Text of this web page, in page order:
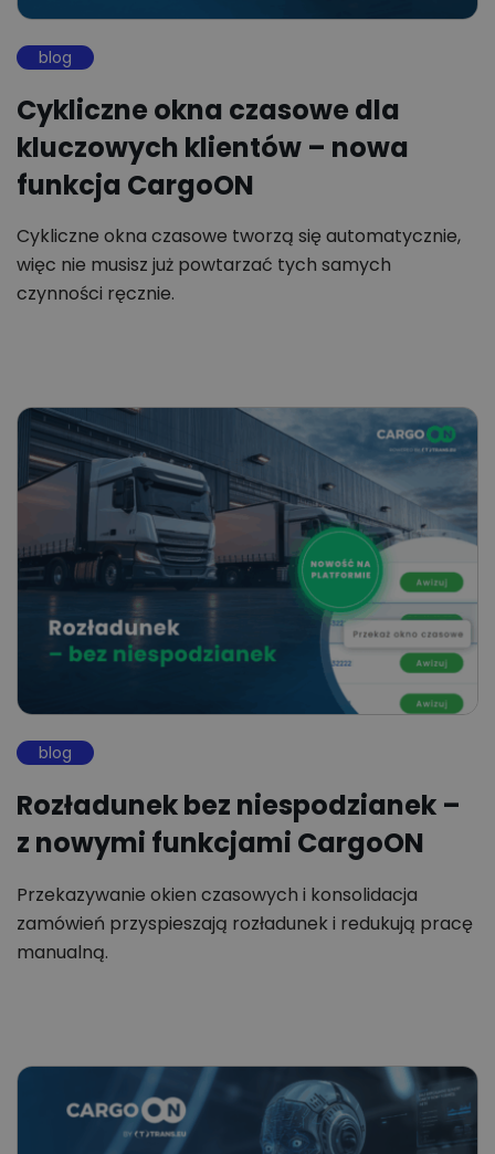
blog
Cykliczne okna czasowe dla
kluczowych klientów – nowa
funkcja CargoON
Cykliczne okna czasowe tworzą się automatycznie,
więc nie musisz już powtarzać tych samych
czynności ręcznie.
blog
Rozładunek bez niespodzianek –
z nowymi funkcjami CargoON
Przekazywanie okien czasowych i konsolidacja
zamówień przyspieszają rozładunek i redukują pracę
manualną.